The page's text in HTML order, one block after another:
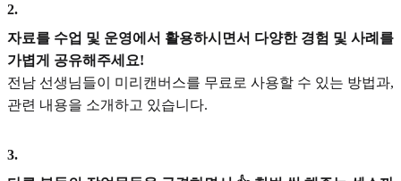
2.
자료를 수업 및 운영에서 활용하시면서 다양한 경험 및 사례를
가볍게 공유해주세요!
전남 선생님들이 미리캔버스를 무료로 사용할 수 있는 방법과,
관련 내용을 소개하고 있습니다.
3.